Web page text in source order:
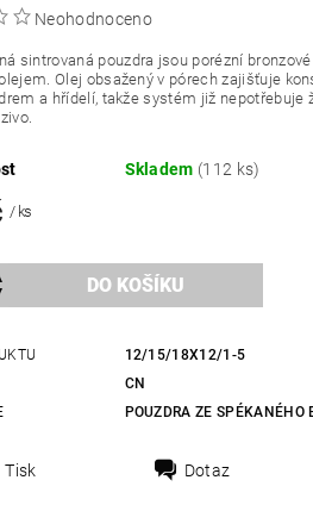
Neohodnoceno
sintrovaná pouzdra jsou porézní
Olej obsažený v pórech zajišťuje
a hřídelí, takže systém již nepotřebuje
Skladem (112 ks)
/ ks
12/15/18X12/1-5
CN
POUZDRA ZE SPÉKANÉHO
Tisk Dotaz